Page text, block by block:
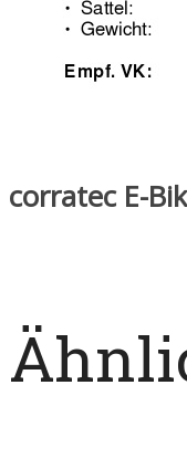
corratec E-